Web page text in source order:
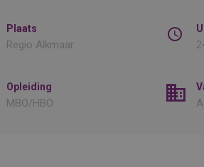
Plaats
Regio Alkmaar
Opleiding
MBO/HBO